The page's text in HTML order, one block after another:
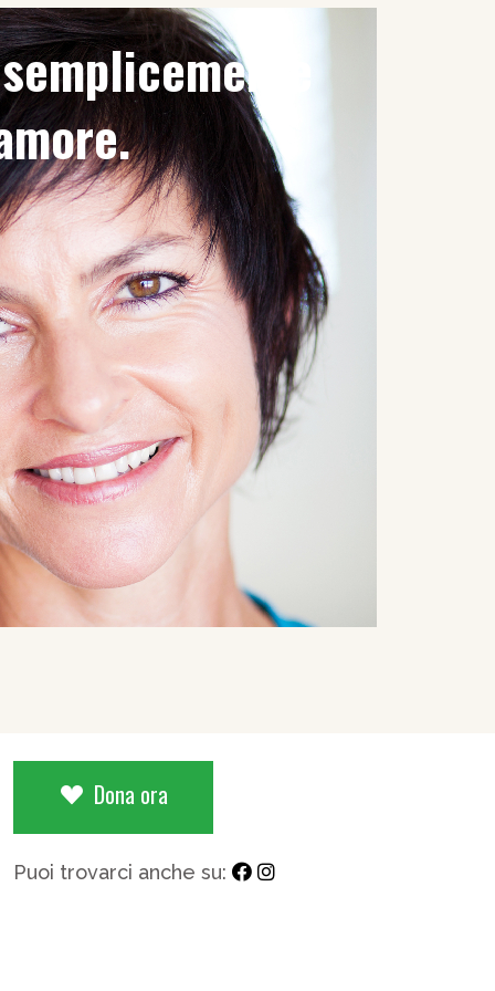
Dona ora
Puoi trovarci anche su: